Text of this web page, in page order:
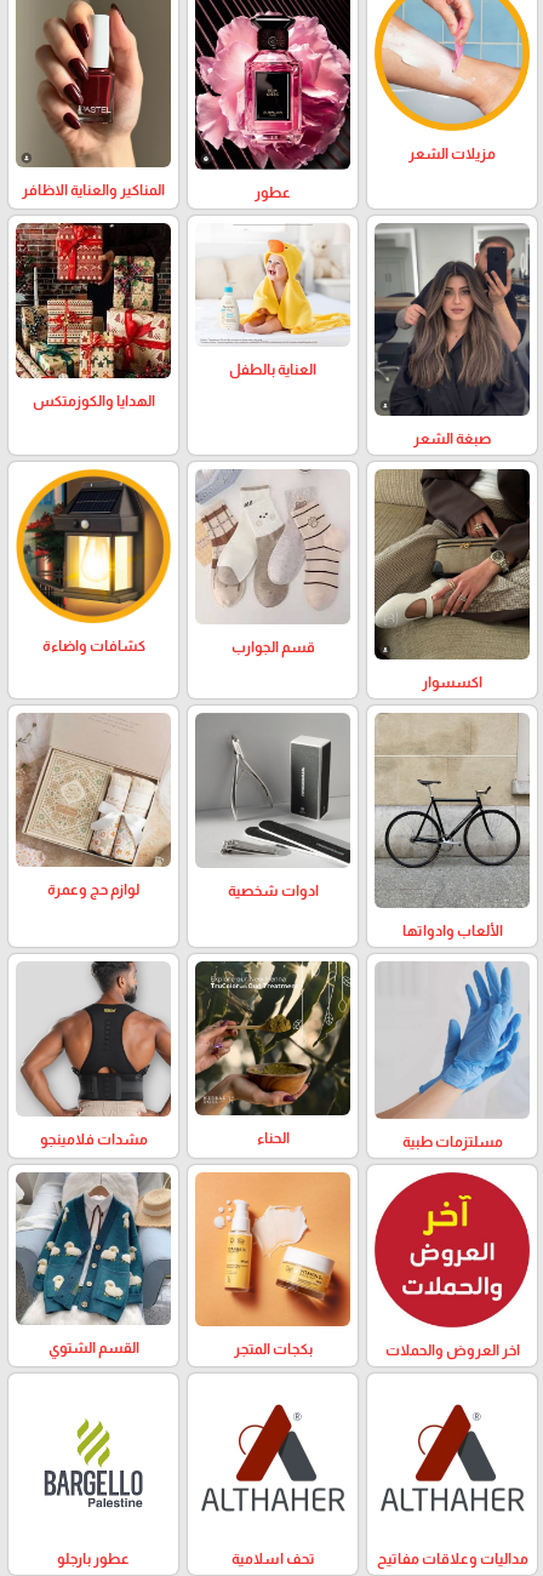
مزيلات الشعر
عطور المناكير والعناية الاظافر
صبغة الشعر
العناية بالطفل
الهدايا والكوزمتكس
اكسسوار
قسم الجوارب كشافات واضاءة
الألعاب وادواتها
ادوات شخصية لوازم حج وعمرة
مسلتزمات طبية الحناء مشدات فلامينجو
اخر العروض والحملات بكجات المتجر القسم الشتوي
مداليات وعلاقات مفاتيح تحف اسلامية عطور بارجلو